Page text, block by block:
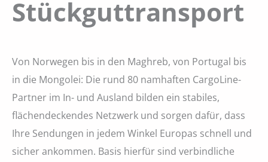
Stückguttransport
Von Norwegen bis in den Maghreb, von Portugal bis
in die Mongolei: Die rund 80 namhaften CargoLine-
Partner im In- und Ausland bilden ein stabiles,
flächendeckendes Netzwerk und sorgen dafür, dass
Ihre Sendungen in jedem Winkel Europas schnell und
sicher ankommen. Basis hierfür sind verbindliche